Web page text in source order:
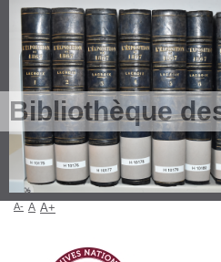
Bibliothèque
A- A A+